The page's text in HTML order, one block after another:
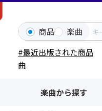
商品
楽曲
#最近出版された商品
曲
楽曲から探す